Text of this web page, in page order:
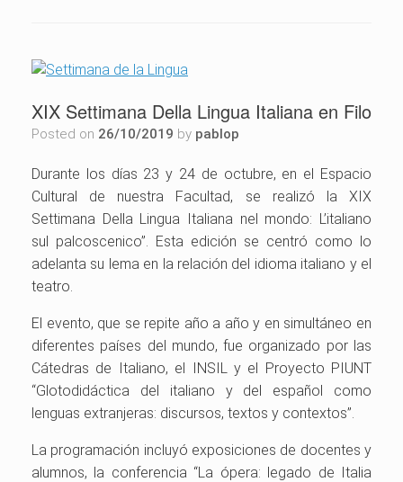
XIX Settimana Della Lingua Italiana en Filo
Posted on 26/10/2019 by pablop
Durante los días 23 y 24 de octubre, en el Espacio
Cultural de nuestra Facultad, se realizó la XIX
Settimana Della Lingua Italiana nel mondo: L’italiano
sul palcoscenico”. Esta edición se centró como lo
adelanta su lema en la relación del idioma italiano y el
teatro.
El evento, que se repite año a año y en simultáneo en
diferentes países del mundo, fue organizado por las
Cátedras de Italiano, el INSIL y el Proyecto PIUNT
“Glotodidáctica del italiano y del español como
lenguas extranjeras: discursos, textos y contextos”.
La programación incluyó exposiciones de docentes y
alumnos, la conferencia “La ópera: legado de Italia